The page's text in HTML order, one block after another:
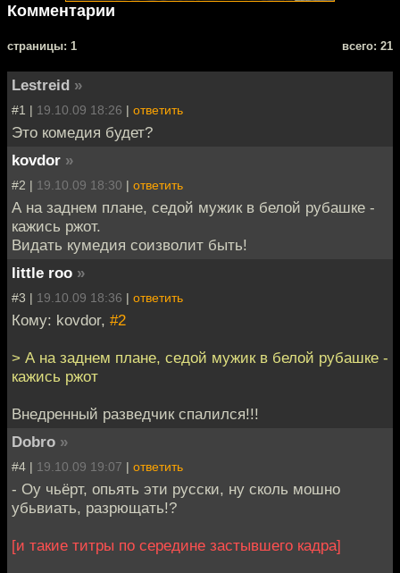
Комментарии
cтраницы: 1 всего: 21
Lestreid »
#1 | 19.10.09 18:26 | ответить
Это комедия будет?
kovdor »
#2 | 19.10.09 18:30 | ответить
А на заднем плане, седой мужик в белой рубашке -
кажись ржот.
Видать кумедия соизволит быть!
little roo »
#3 | 19.10.09 18:36 | ответить
Кому: kovdor, #2
> А на заднем плане, седой мужик в белой рубашке -
кажись ржот
Внедренный разведчик спалился!!!
Dobro »
#4 | 19.10.09 19:07 | ответить
- Оу чьёрт, опьять эти русски, ну сколь мошно
убьвиать, разрющать!?
[и такие титры по середине застывшего кадра]